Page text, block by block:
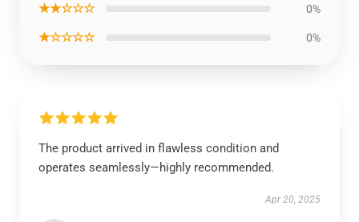
★★☆☆☆ 0%
★☆☆☆☆ 0%
The product arrived in flawless condition and
operates seamlessly—highly recommended.
Apr 20, 2025